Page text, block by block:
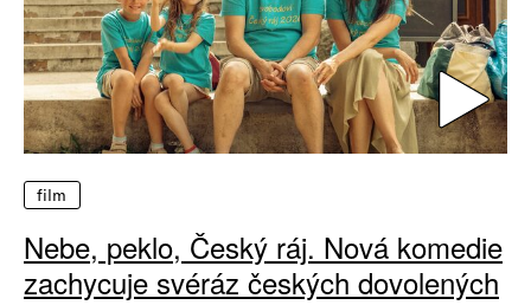
film
Nebe, peklo, Český ráj. Nová komedie
zachycuje svéráz českých dovolených